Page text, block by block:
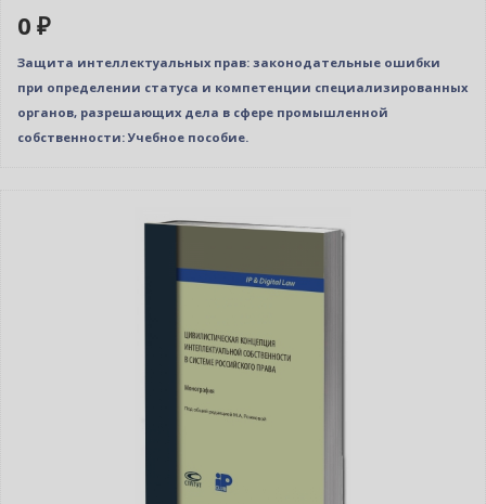
0 ₽
Защита интеллектуальных прав: законодательные ошибки
при определении статуса и компетенции специализированных
органов, разрешающих дела в сфере промышленной
собственности: Учебное пособие.